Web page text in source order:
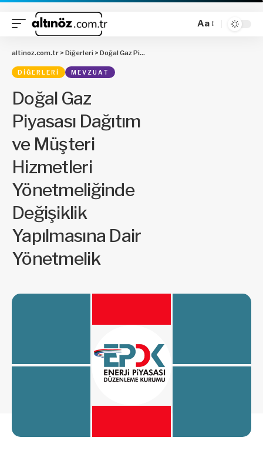
Aa
altinoz.com.tr > Diğerleri > Doğal Gaz Piyasası Dağıtım ve Müşteri Hizmetleri Yönetmeliğinde Değişiklik Yapılmasına Dair Yönetmelik
DIĞERLERI MEVZUAT
Doğal Gaz
Piyasası Dağıtım
ve Müşteri
Hizmetleri
Yönetmeliğinde
Değişiklik
Yapılmasına Dair
Yönetmelik